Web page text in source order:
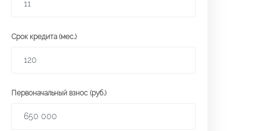
Срок кредита (мес.)
Первоначальный взнос (руб.)